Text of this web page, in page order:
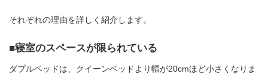
それぞれの理由を詳しく紹介します。
寝室のスペースが限られている
ダブルベッドは、クイーンベッドより幅が20cmほど小さくなりま